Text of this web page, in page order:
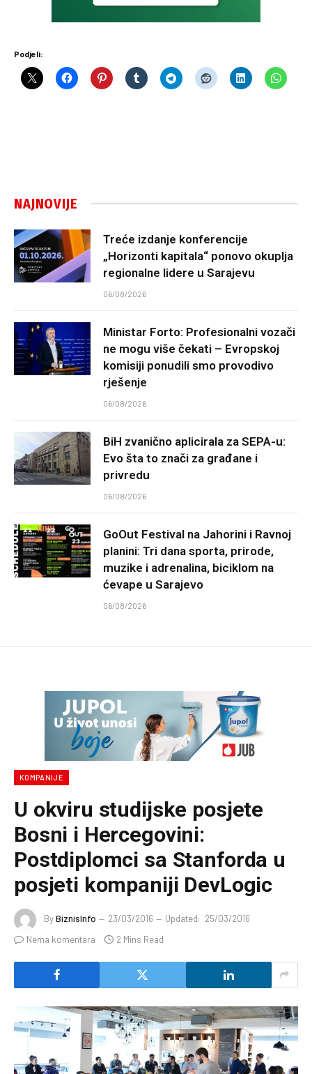
Podjeli:
NAJNOVIJE
Treće izdanje konferencije
„Horizonti kapitala“ ponovo okuplja
regionalne lidere u Sarajevu
06/08/2026
Ministar Forto: Profesionalni vozači
ne mogu više čekati – Evropskoj
komisiji ponudili smo provodivo
rješenje
06/08/2026
BiH zvanično aplicirala za SEPA-u:
Evo šta to znači za građane i
privredu
06/08/2026
GoOut Festival na Jahorini i Ravnoj
planini: Tri dana sporta, prirode,
muzike i adrenalina, biciklom na
ćevape u Sarajevo
06/08/2026
KOMPANIJE
U okviru studijske posjete
Bosni i Hercegovini:
Postdiplomci sa Stanforda u
posjeti kompaniji DevLogic
ByBiznisInfo 23/03/2016 Updated: 25/03/2016
Nema komentara
2 Mins Read